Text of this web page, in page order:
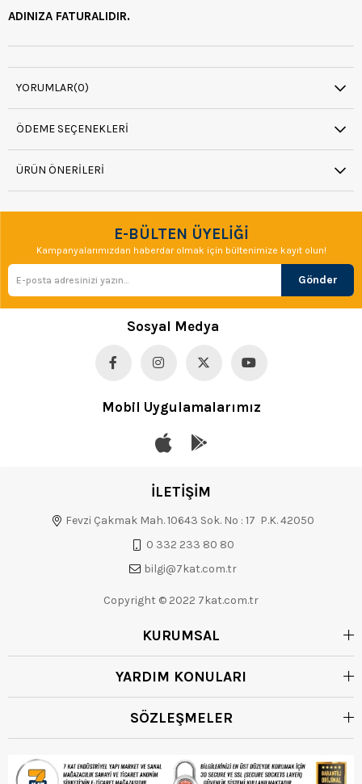
ADINIZA FATURALIDIR.
YORUMLAR(0)
ÖDEME SEÇENEKLERI
ÜRÜN ÖNERILERI
E-BÜLTEN ÜYELİĞİ
Kampanyalarımızdan haberdar olmak için bültenimize kayıt olun!
Gönder
Sosyal Medya
Mobil Uygulamalarımız
İLETİŞİM
Fevzi Çakmak Mah. 10643 Sok. No : 17 P.K. 42050
0 332 233 80 80
bilgi@7kat.com.tr
Copyright © 2022 7kat.com.tr
KURUMSAL
YARDIM KONULARI
SÖZLEŞMELER